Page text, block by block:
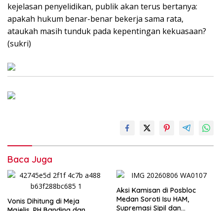
kejelasan penyelidikan, publik akan terus bertanya:
apakah hukum benar-benar bekerja sama rata,
ataukah masih tunduk pada kepentingan kekuasaan?
(sukri)
Baca Juga
Vonis Dihitung di Meja
Aksi Kamisan di Posbloc
Medan Soroti Isu HAM,
Supremasi Sipil dan